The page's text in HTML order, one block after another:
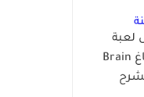
لعبة
اختبار الدماغ Brain